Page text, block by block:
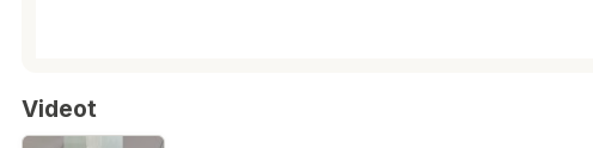
Videot